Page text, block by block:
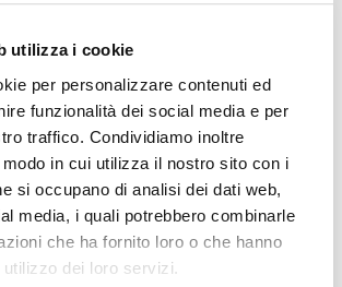
utilizza i cookie
per personalizzare contenuti ed
funzionalità dei social media e per
traffico. Condividiamo inoltre
in cui utilizza il nostro sito con i
si occupano di analisi dei dati web,
media, i quali potrebbero combinarle
che ha fornito loro o che hanno
dei loro servizi.
Ancona, Andria, Aosta, Arezzo,
Benevento, Bergamo, Bologna,
Brindisi, Cagliari, Caltanissetta,
Capo d’Orlando/Milazzo (ME),
(TP), Catania, Catanzaro, Chieti,